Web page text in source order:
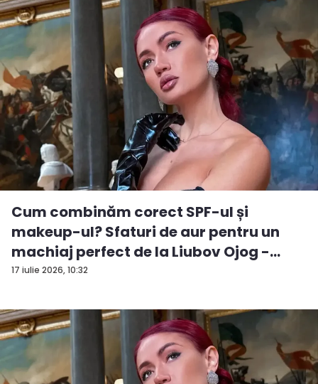
17 iulie 2026, 10:32
Cum combinăm corect SPF-ul și
makeup-ul? Sfaturi de aur pentru un
machiaj perfect de la Liubov Ojog -
VID...